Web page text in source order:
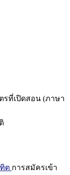
รที่เปิดสอน (ภาษา
ต การสมัครเข้า